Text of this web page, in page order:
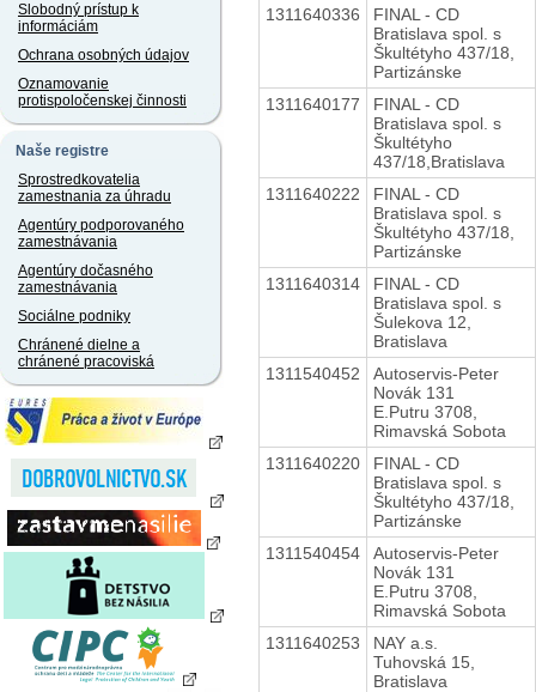
Slobodný prístup k
informáciám
Ochrana osobných údajov
Oznamovanie
protispoločenskej činnosti
Naše registre
Sprostredkovatelia
zamestnania za úhradu
Agentúry podporovaného
zamestnávania
Agentúry dočasného
zamestnávania
Sociálne podniky
Chránené dielne a
chránené pracoviská
1311640336
FINAL - CD
Bratislava spol. s
Škultétyho 437/18,
Partizánske
1311640177
FINAL - CD
Bratislava spol. s
Škultétyho
437/18,Bratislava
1311640222
FINAL - CD
Bratislava spol. s
Škultétyho 437/18,
Partizánske
1311640314
FINAL - CD
Bratislava spol. s
Šulekova 12,
Bratislava
1311540452
Autoservis-Peter
Novák 131
E.Putru 3708,
Rimavská Sobota
1311640220
FINAL - CD
Bratislava spol. s
Škultétyho 437/18,
Partizánske
1311540454
Autoservis-Peter
Novák 131
E.Putru 3708,
Rimavská Sobota
1311640253
NAY a.s.
Tuhovská 15,
Bratislava